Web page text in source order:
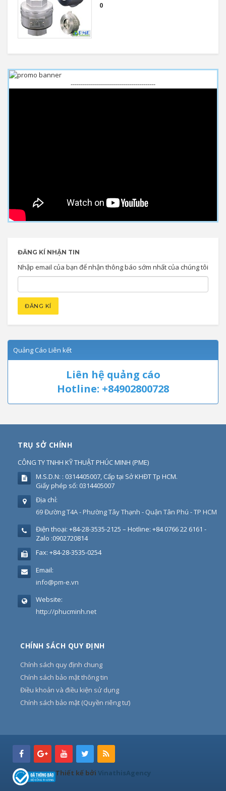
0
------------------------------------------
ĐĂNG KÍ NHẬN TIN
Nhập email của bạn để nhận thông báo sớm nhất của chúng tôi
Quảng Cáo Liên kết
Liên hệ quảng cáo
Hotline: +84902800728
TRỤ SỞ CHÍNH
CÔNG TY TNHH KỸ THUẬT PHÚC MINH (PME)
M.S.D.N: : 0314405007, Cấp tại Sở KHĐT Tp HCM.
Giấy phép số: 0314405007
Địa chỉ:
69 Đường T4A - Phường Tây Thạnh - Quận Tân Phú - TP HCM
Điện thoại: +84-28-3535-2125 – Hotline: +84 0766 22 6161 -
Zalo :0902720814
Fax: +84-28-3535-0254
Email:
info@pm-e.vn
Website:
http://phucminh.net
CHÍNH SÁCH QUY ĐỊNH
Chính sách quy định chung
Chính sách bảo mật thông tin
Điều khoản và điều kiện sử dụng
Chính sách bảo mật (Quyền riêng tư)
Thiết kế bởi VinathisAgency